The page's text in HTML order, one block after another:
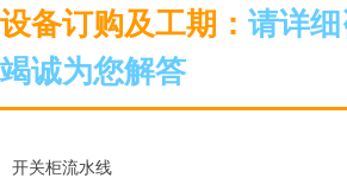
开关柜流水线
设备订购及工期： 请详
竭诚为您解答